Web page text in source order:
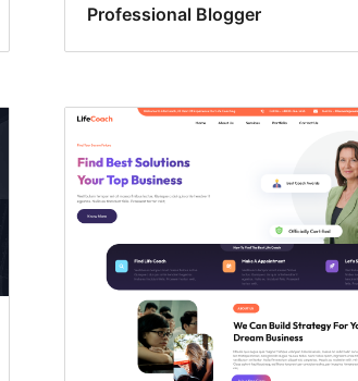
Professional Blogger